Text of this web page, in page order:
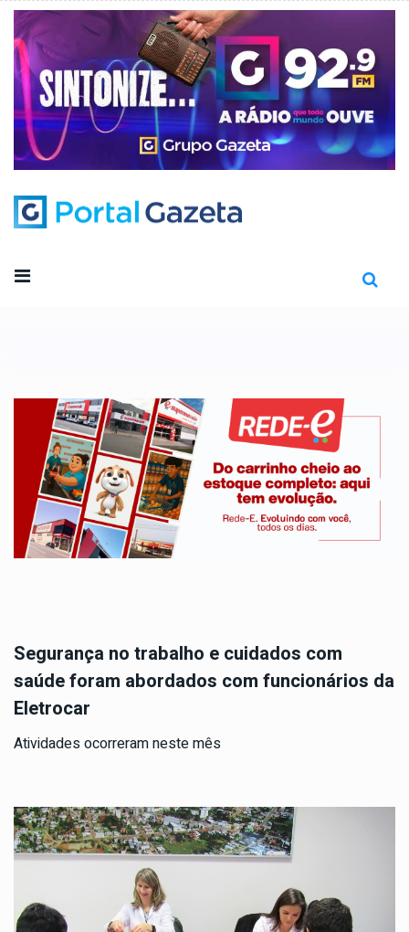
Segurança no trabalho e cuidados com
saúde foram abordados com funcionários da
Eletrocar
Atividades ocorreram neste mês